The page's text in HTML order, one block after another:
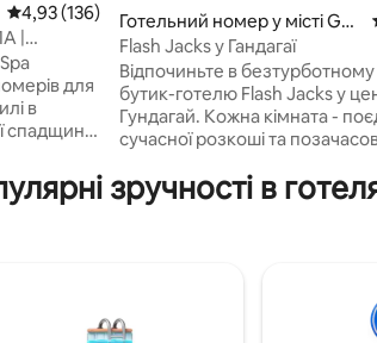
Середня оцінка: 4,93 з 5, відгуки: 136
4,93 (136)
|
для
в
спадщини
з
Готельний номер у місті Gun
dagai
Flash Jacks у Гандагаї
Відпочиньте в
бутик-готелю Flash Jacks у
Гундагай. Кожна кімната -
сучасної розкоші та
елегантних, наповнених
помешканнях, які
до ретельно підібраного
деталь була розроблена з
зручності в